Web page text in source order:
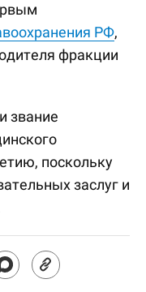
РФ,
фракции
звание
поскольку
заслуг и